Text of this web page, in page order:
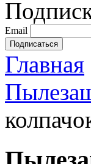
Email
Главная